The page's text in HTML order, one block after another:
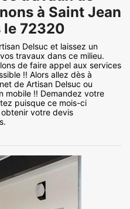
à Saint Jean
le 72320
Delsuc et laissez un
travaux dans ce milieu.
de faire appel aux services
!! Alors allez dès à
de Artisan Delsuc ou
mobile !! Demandez votre
puisque ce mois-ci
votre devis